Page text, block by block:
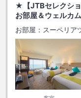
★【JTBセレクシ
お部屋＆ウェルカ
お部屋： スーペリ